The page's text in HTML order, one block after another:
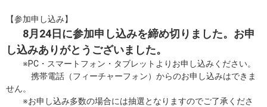
【参加申し込み】
8月24日に参加申し込みを締め切りました。お申
し込みありがとうございました。
※PC・スマートフォン・タブレットよりお申し込みください。
携帯電話（フィーチャーフォン）からのお申し込みはできま
せん。
※お申し込み多数の場合には抽選となりますのでご了承くださ